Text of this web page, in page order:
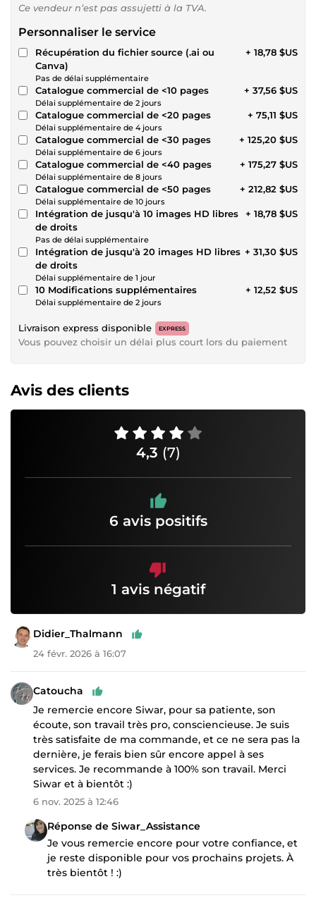
Ce vendeur n’est pas assujetti à la TVA.
Personnaliser le service
Récupération du fichier source (.ai ou
Canva)
Pas de délai supplémentaire
+ 18,78 $US
Catalogue commercial de <10 pages
Délai supplémentaire de 2 jours
+ 37,56 $US
Catalogue commercial de <20 pages
Délai supplémentaire de 4 jours
+ 75,11 $US
Catalogue commercial de <30 pages
Délai supplémentaire de 6 jours
+ 125,20 $US
Catalogue commercial de <40 pages
Délai supplémentaire de 8 jours
+ 175,27 $US
Catalogue commercial de <50 pages
Délai supplémentaire de 10 jours
+ 212,82 $US
Intégration de jusqu'à 10 images HD libres
de droits
Pas de délai supplémentaire
+ 18,78 $US
Intégration de jusqu'à 20 images HD libres
de droits
Délai supplémentaire de 1 jour
+ 31,30 $US
10 Modifications supplémentaires
Délai supplémentaire de 2 jours
+ 12,52 $US
Livraison express disponible EXPRESS
Vous pouvez choisir un délai plus court lors du paiement
Avis des clients
4,3 (7)
6 avis positifs
1 avis négatif
Didier_Thalmann
24 févr. 2026 à 16:07
Catoucha
Je remercie encore Siwar, pour sa patiente, son
écoute, son travail très pro, consciencieuse. Je suis
très satisfaite de ma commande, et ce ne sera pas la
dernière, je ferais bien sûr encore appel à ses
services. Je recommande à 100% son travail. Merci
Siwar et à bientôt :)
6 nov. 2025 à 12:46
Réponse de Siwar_Assistance
Je vous remercie encore pour votre confiance, et
je reste disponible pour vos prochains projets. À
très bientôt ! :)